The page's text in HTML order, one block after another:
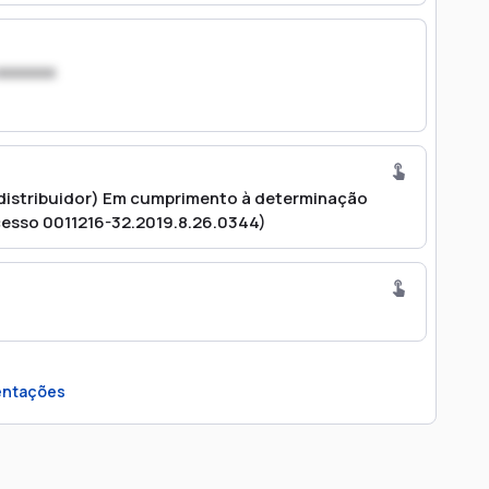
Em cumprimento à determinação
0011216-32.2019.8.26.0344)